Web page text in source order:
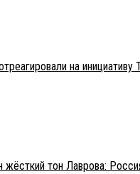
на
жёсткий тон Лаврова: